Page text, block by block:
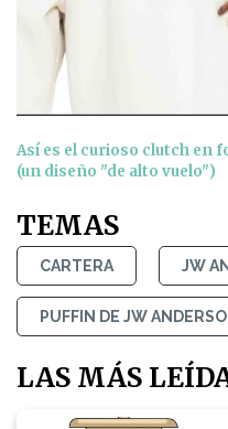
Así es el curioso clutch en
(un diseño "de alto vuelo")
TEMAS
CARTERA JW
PUFFIN DE JW
LAS MÁS